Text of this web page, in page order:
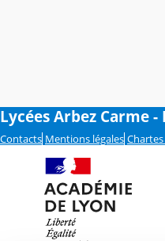
Lycées Arbez Carme -
Contacts Mentions légales